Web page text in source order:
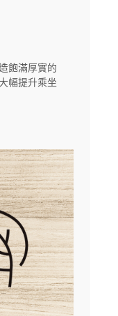
飽滿厚實的
幅提升乘坐